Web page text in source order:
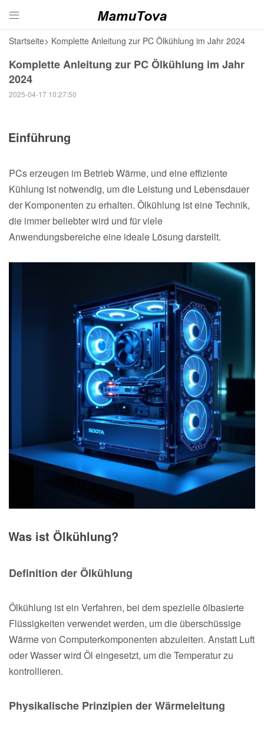

Startseite> Komplette Anleitung zur PC Ölkühlung im Jahr 2024
Komplette Anleitung zur PC Ölkühlung im Jahr
2024
2025-04-17 10:27:50
Einführung
PCs erzeugen im Betrieb Wärme, und eine effiziente
Kühlung ist notwendig, um die Leistung und Lebensdauer
der Komponenten zu erhalten. Ölkühlung ist eine Technik,
die immer beliebter wird und für viele
Anwendungsbereiche eine ideale Lösung darstellt.
Was ist Ölkühlung?
Definition der Ölkühlung
Ölkühlung ist ein Verfahren, bei dem spezielle ölbasierte
Flüssigkeiten verwendet werden, um die überschüssige
Wärme von Computerkomponenten abzuleiten. Anstatt Luft
oder Wasser wird Öl eingesetzt, um die Temperatur zu
kontrollieren.
Physikalische Prinzipien der Wärmeleitung